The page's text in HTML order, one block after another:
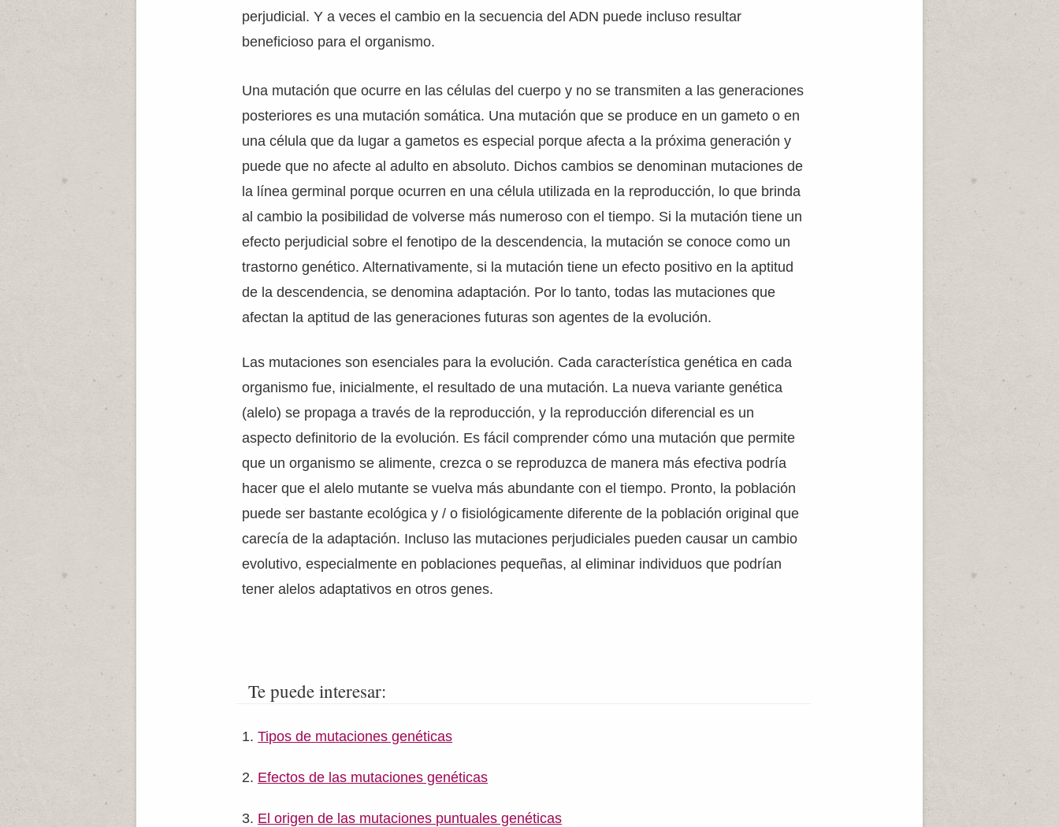
perjudicial. Y a veces el cambio en la secuencia del ADN puede incluso resultar
beneficioso para el organismo.
Una mutación que ocurre en las células del cuerpo y no se transmiten a las generaciones
posteriores es una mutación somática. Una mutación que se produce en un gameto o en
una célula que da lugar a gametos es especial porque afecta a la próxima generación y
puede que no afecte al adulto en absoluto. Dichos cambios se denominan mutaciones de
la línea germinal porque ocurren en una célula utilizada en la reproducción, lo que brinda
al cambio la posibilidad de volverse más numeroso con el tiempo. Si la mutación tiene un
efecto perjudicial sobre el fenotipo de la descendencia, la mutación se conoce como un
trastorno genético. Alternativamente, si la mutación tiene un efecto positivo en la aptitud
de la descendencia, se denomina adaptación. Por lo tanto, todas las mutaciones que
afectan la aptitud de las generaciones futuras son agentes de la evolución.
Las mutaciones son esenciales para la evolución. Cada característica genética en cada
organismo fue, inicialmente, el resultado de una mutación. La nueva variante genética
(alelo) se propaga a través de la reproducción, y la reproducción diferencial es un
aspecto definitorio de la evolución. Es fácil comprender cómo una mutación que permite
que un organismo se alimente, crezca o se reproduzca de manera más efectiva podría
hacer que el alelo mutante se vuelva más abundante con el tiempo. Pronto, la población
puede ser bastante ecológica y / o fisiológicamente diferente de la población original que
carecía de la adaptación. Incluso las mutaciones perjudiciales pueden causar un cambio
evolutivo, especialmente en poblaciones pequeñas, al eliminar individuos que podrían
tener alelos adaptativos en otros genes.
Te puede interesar:
Tipos de mutaciones genéticas
Efectos de las mutaciones genéticas
El origen de las mutaciones puntuales genéticas